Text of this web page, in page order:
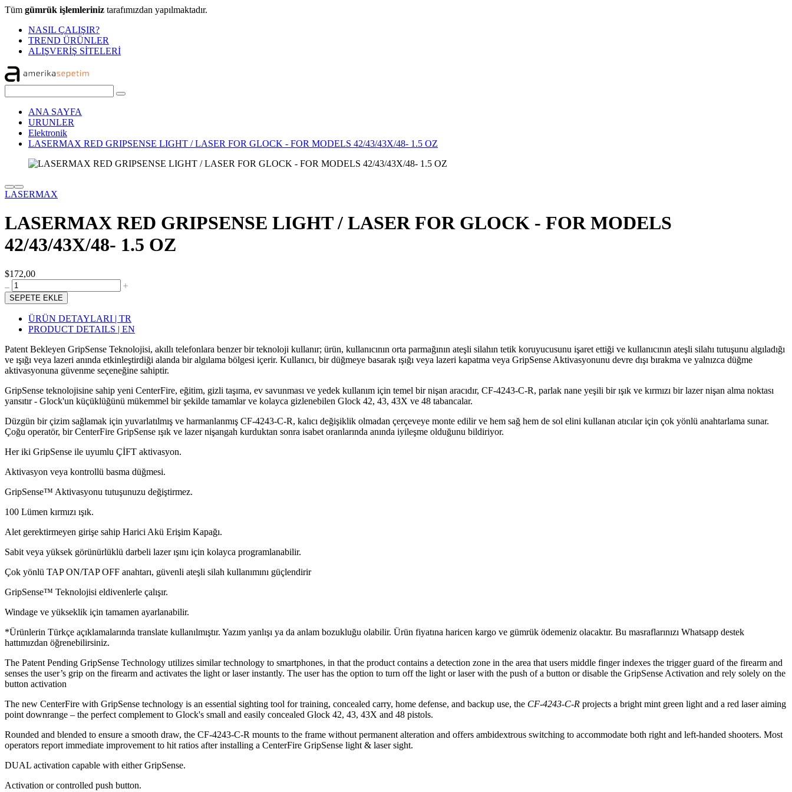
Tüm gümrük işlemleriniz tarafımızdan yapılmaktadır.
NASIL ÇALIŞIR?
TREND ÜRÜNLER
ALIŞVERİŞ SİTELERİ
ANA SAYFA
URUNLER
Elektronik
LASERMAX RED GRIPSENSE LIGHT / LASER FOR GLOCK - FOR MODELS 42/43/43X/48- 1.5 OZ
LASERMAX
LASERMAX RED GRIPSENSE LIGHT / LASER FOR GLOCK - FOR MODELS
42/43/43X/48- 1.5 OZ
$172,00
SEPETE EKLE
ÜRÜN DETAYLARI | TR
PRODUCT DETAILS | EN
Patent Bekleyen GripSense Teknolojisi, akıllı telefonlara benzer bir teknoloji kullanır; ürün, kullanıcının orta parmağının ateşli silahın tetik koruyucusunu işaret ettiği ve kullanıcının ateşli silahı tutuşunu algıladığı
ve ışığı veya lazeri anında etkinleştirdiği alanda bir algılama bölgesi içerir. Kullanıcı, bir düğmeye basarak ışığı veya lazeri kapatma veya GripSense Aktivasyonunu devre dışı bırakma ve yalnızca düğme
aktivasyonuna güvenme seçeneğine sahiptir.
GripSense teknolojisine sahip yeni CenterFire, eğitim, gizli taşıma, ev savunması ve yedek kullanım için temel bir nişan aracıdır, CF-4243-C-R, parlak nane yeşili bir ışık ve kırmızı bir lazer nişan alma noktası
yansıtır - Glock'un küçüklüğünü mükemmel bir şekilde tamamlar ve kolayca gizlenebilen Glock 42, 43, 43X ve 48 tabancalar.
Düzgün bir çizim sağlamak için yuvarlatılmış ve harmanlanmış CF-4243-C-R, kalıcı değişiklik olmadan çerçeveye monte edilir ve hem sağ hem de sol elini kullanan atıcılar için çok yönlü anahtarlama sunar.
Çoğu operatör, bir CenterFire GripSense ışık ve lazer nişangah kurduktan sonra isabet oranlarında anında iyileşme olduğunu bildiriyor.
Her iki GripSense ile uyumlu ÇİFT aktivasyon.
Aktivasyon veya kontrollü basma düğmesi.
GripSense™ Aktivasyonu tutuşunuzu değiştirmez.
100 Lümen kırmızı ışık.
Alet gerektirmeyen girişe sahip Harici Akü Erişim Kapağı.
Sabit veya yüksek görünürlüklü darbeli lazer ışını için kolayca programlanabilir.
Çok yönlü TAP ON/TAP OFF anahtarı, güvenli ateşli silah kullanımını güçlendirir
GripSense™ Teknolojisi eldivenlerle çalışır.
Windage ve yükseklik için tamamen ayarlanabilir.
*Ürünlerin Türkçe açıklamalarında translate kullanılmıştır. Yazım yanlışı ya da anlam bozukluğu olabilir. Ürün fiyatına haricen kargo ve gümrük ödemeniz olacaktır. Bu masraflarınızı Whatsapp destek
hattımızdan öğrenebilirsiniz.
The Patent Pending GripSense Technology utilizes similar technology to smartphones, in that the product contains a detection zone in the area that users middle finger indexes the trigger guard of the firearm and
senses the user’s grip on the firearm and activates the light or laser instantly. The user has the option to turn off the light or laser with the push of a button or disable the GripSense Activation and rely solely on the
button activation
The new CenterFire with GripSense technology is an essential sighting tool for training, concealed carry, home defense, and backup use, the CF-4243-C-R projects a bright mint green light and a red laser aiming
point downrange – the perfect complement to Glock's small and easily concealed Glock 42, 43, 43X and 48 pistols.
Rounded and blended to ensure a smooth draw, the CF-4243-C-R mounts to the frame without permanent alteration and offers ambidextrous switching to accommodate both right and left-handed shooters. Most
operators report immediate improvement to hit ratios after installing a CenterFire GripSense light & laser sight.
DUAL activation capable with either GripSense.
Activation or controlled push button.